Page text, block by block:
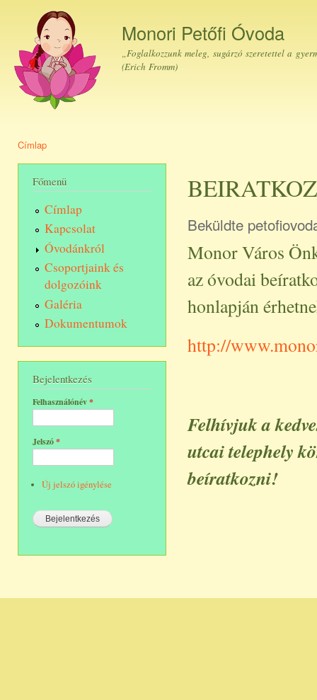
Monori Petőfi Óvoda
„Foglalkozzunk meleg, sugárzó szeretettel a
(Erich Fromm)
Címlap
Főmenü
Címlap
Kapcsolat
Óvodánkról
Csoportjaink és
dolgozóink
Galéria
Dokumentumok
Bejelentkezés
Felhasználónév*
Jelszó*
Új jelszó igénylése
Beküldte
Monor Város
az óvodai
honlapján
http://
Felhívjuk a
utcai telephely
beíratkozni!